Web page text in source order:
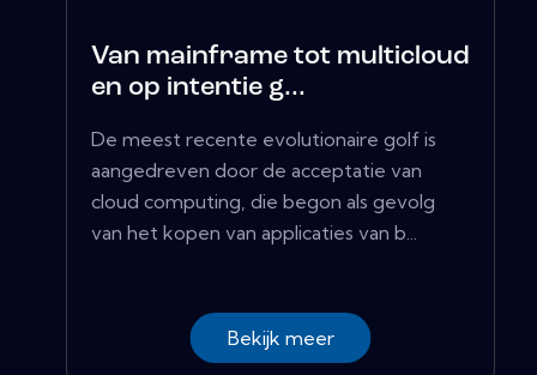
Van mainframe tot multicloud
en op intentie g...
De meest recente evolutionaire golf is
aangedreven door de acceptatie van
cloud computing, die begon als gevolg
van het kopen van applicaties van b...
Bekijk meer